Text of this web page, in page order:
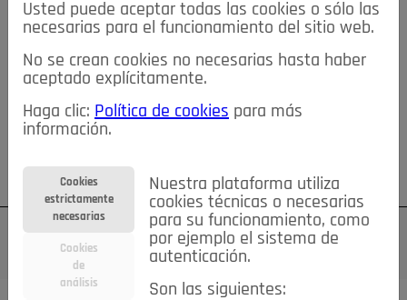
≡NOTICIAS
NOTICIAS SERVICIOS DE INTERÉS
TABLÓN DE ANUNCIOS MIS ANUNCIOS CONTACTO
NOSOTROS
Su cuenta Regístrese ¿Olvidó su contraseña?
Usted puede aceptar todas las cookies o sólo las
necesarias para el funcionamiento del sitio web.
No se crean cookies no necesarias hasta haber
aceptado explícitamente.
Haga clic: Política de cookies para más
información.
Cookies
estrictamente
necesarias
Cookies
de
análisis
Nuestra plataforma utiliza
cookies técnicas o necesarias
para su funcionamiento, como
por ejemplo el sistema de
autenticación.
Son las siguientes: